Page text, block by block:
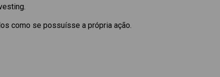
como se possuísse a própria ação.